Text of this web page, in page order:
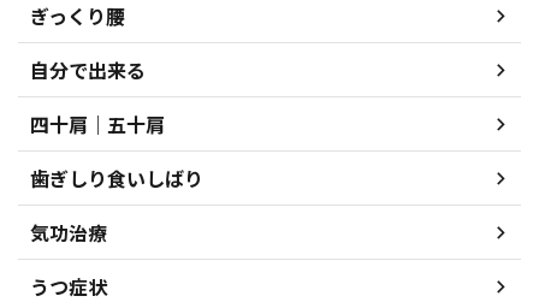
ぎっくり腰
自分で出来る
四十肩｜五十肩
歯ぎしり食いしばり
気功治療
うつ症状